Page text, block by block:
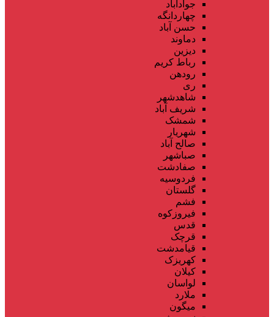
جوادآباد
چهاردانگه
حسن آباد
دماوند
دیزین
رباط کریم
رودهن
ری
شاهدشهر
شریف آباد
شمشک
شهریار
صالح آباد
صباشهر
صفادشت
فردوسیه
گلستان
فشم
فیروزکوه
قدس
قرچک
قیامدشت
کهریزک
کیلان
لواسان
ملارد
میگون